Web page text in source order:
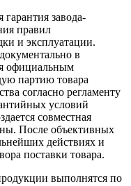
завода-
правил
и эксплуатации.
в
официальным
партию товара
согласно регламенту
условий
совместная
После объективных
действиях и
поставки товара.
выполнятся по